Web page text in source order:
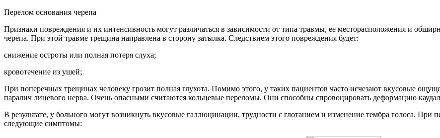
Перелом основания черепа
Признаки повреждения и их интенсивность могут различаться в зависимости от типа травмы, ее месторасположения и
черепа. При этой травме трещина направлена в сторону затылка. Следствием этого повреждения будет:
снижение остроты или полная потеря слуха;
кровотечение из ушей;
При поперечных трещинах человеку грозит полная глухота. Помимо этого, у таких пациентов часто исчезают вкусовые
паралич лицевого нерва. Очень опасными считаются кольцевые переломы. Они способны спровоцировать деформацию
В результате, у больного могут возникнуть вкусовые галлюцинации, трудности с глотанием и изменение тембра голоса.
следующие симптомы: